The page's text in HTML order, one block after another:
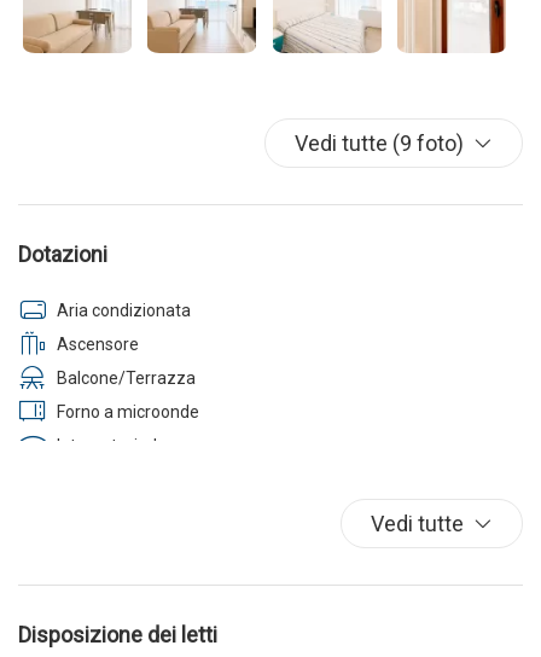
Vedi tutte (9 foto)
Dotazioni
Aria condizionata
Ascensore
Balcone/Terrazza
Forno a microonde
Internet wireless
Riscaldamento / Condizionatore autonomo
Vedi tutte
Disposizione dei letti